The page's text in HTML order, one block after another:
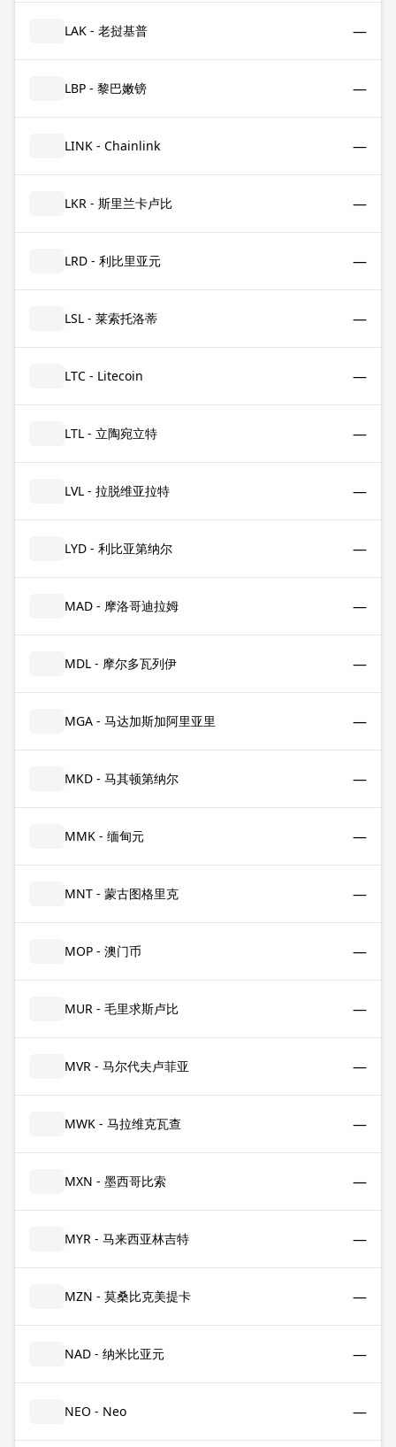
LAK - 老挝基普 —
LBP - 黎巴嫩镑 —
LINK - Chainlink —
LKR - 斯里兰卡卢比 —
LRD - 利比里亚元 —
LSL - 莱索托洛蒂 —
LTC - Litecoin —
LTL - 立陶宛立特 —
LVL - 拉脱维亚拉特 —
LYD - 利比亚第纳尔 —
MAD - 摩洛哥迪拉姆 —
MDL - 摩尔多瓦列伊 —
MGA - 马达加斯加阿里亚里 —
MKD - 马其顿第纳尔 —
MMK - 缅甸元 —
MNT - 蒙古图格里克 —
MOP - 澳门币 —
MUR - 毛里求斯卢比 —
MVR - 马尔代夫卢菲亚 —
MWK - 马拉维克瓦查 —
MXN - 墨西哥比索 —
MYR - 马来西亚林吉特 —
MZN - 莫桑比克美提卡 —
NAD - 纳米比亚元 —
NEO - Neo —